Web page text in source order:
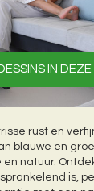
IN DEZE
rust en
blauwe en
natuur.
is,